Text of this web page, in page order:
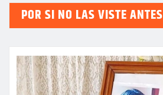
POR SI NO LAS VISTE ANTES